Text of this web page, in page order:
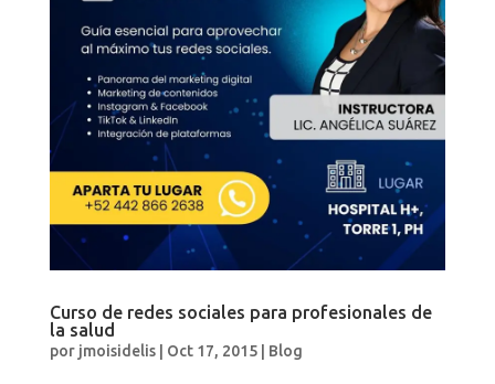
Curso de redes sociales para profesionales de
la salud
por jmoisidelis| Oct 17, 2015| Blog